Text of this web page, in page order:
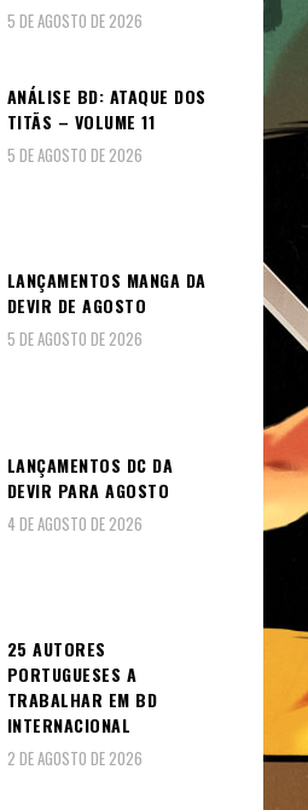
5 DE AGOSTO DE 2026
ANÁLISE BD: ATAQUE DOS
TITÃS – VOLUME 11
5 DE AGOSTO DE 2026
LANÇAMENTOS MANGA DA
DEVIR DE AGOSTO
5 DE AGOSTO DE 2026
LANÇAMENTOS DC DA
DEVIR PARA AGOSTO
4 DE AGOSTO DE 2026
25 AUTORES
PORTUGUESES A
TRABALHAR EM BD
INTERNACIONAL
2 DE AGOSTO DE 2026